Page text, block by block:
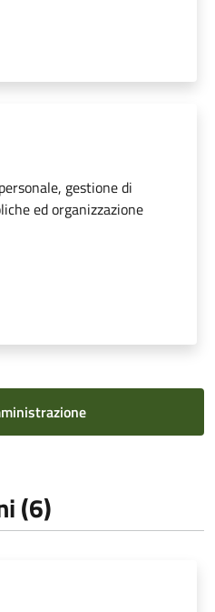
gestione di
ed organizzazione
(6)